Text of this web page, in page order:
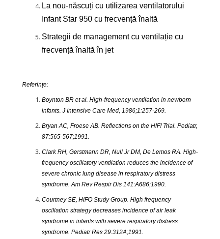
La nou-născuți cu utilizarea ventilatorului
Infant Star 950 cu frecvență înaltă
Strategii de management cu ventilație cu
frecvență înaltă în jet
Referințe:
Boynton BR et al. High-frequency ventilation in newborn
infants. J Intensive Care Med, 1986;1:257-269.
Bryan AC, Froese AB. Reflections on the HIFI Trial. Pediatr,
87:565-567;1991.
Clark RH, Gerstmann DR, Null Jr DM, De Lemos RA. High-
frequency oscillatory ventilation reduces the incidence of
severe chronic lung disease in respiratory distress
syndrome. Am Rev Respir Dis 141:A686;1990.
Courtney SE, HIFO Study Group. High frequency
oscillation strategy decreases incidence of air leak
syndrome in infants with severe respiratory distress
syndrome. Pediatr Res 29:312A;1991.